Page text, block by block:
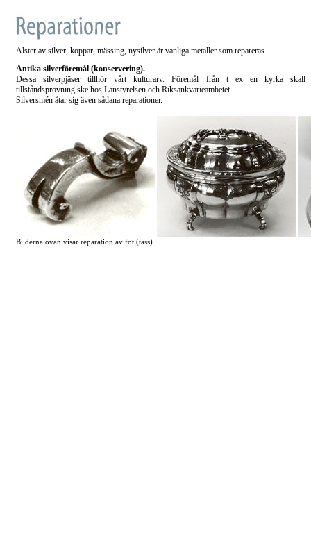
Alster av silver, koppar, mässing, nysilver är vanliga metaller som repareras.
Antika silverföremål (konservering).
Dessa silverpjäser tillhör vårt kulturarv. Föremål från t ex en kyrka skall
tillståndsprövning ske hos Länstyrelsen och Riksankvarieämbetet.
Silversmén åtar sig även sådana reparationer.
Bilderna ovan visar reparation av fot (tass).